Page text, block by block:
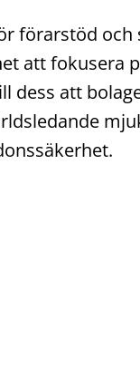
förarstöd
att fokusera
dess att